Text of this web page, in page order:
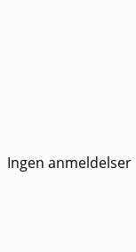
Ingen anmeldelser